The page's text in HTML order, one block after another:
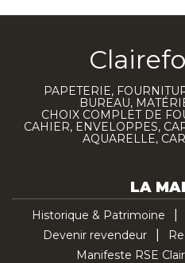
PAPETERIE,
BUREAU,
CHOIX COMPLET DE
CAHIER, ENVELOPPES,
AQUARELLE,
LA
Historique & Patrimoine
Devenir revendeur
Manifeste RSE